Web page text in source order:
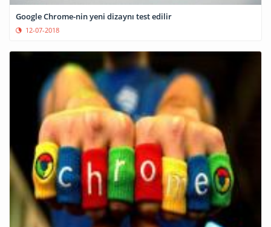
Google Chrome-nin yeni dizaynı test edilir
12-07-2018